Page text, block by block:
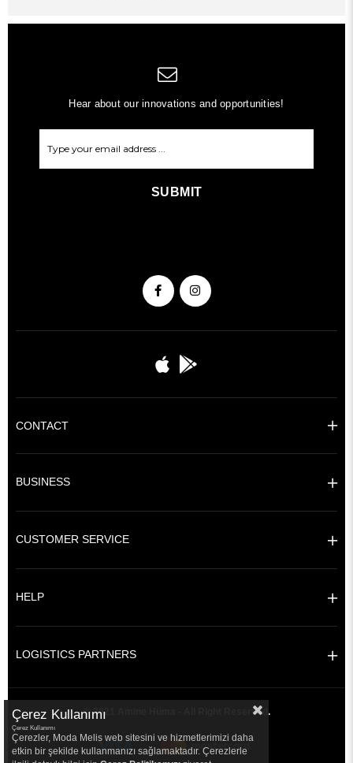
Hear about our innovations and opportunities!
SUBMIT
CONTACT
BUSINESS
CUSTOMER SERVICE
HELP
LOGISTICS PARTNERS
© 2021 Amine Hüma - All Right Reserved.
Çerez Kullanımı
Çerez Kullanımı
Çerezler, Moda Melis web sitesini ve hizmetlerimizi daha
etkin bir şekilde kullanmanızı sağlamaktadır. Çerezlerle